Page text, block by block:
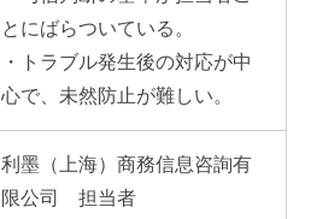
とにばらついている。
・トラブル発生後の対応が中
心で、未然防止が難しい。
利墨（上海）商務信息咨詢有
限公司 担当者